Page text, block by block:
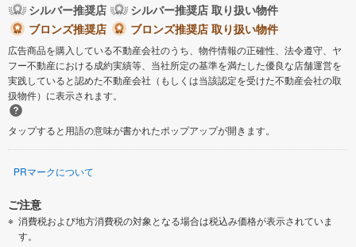
シルバー推奨店
シルバー推奨店 取り扱い物件
ブロンズ推奨店
ブロンズ推奨店 取り扱い物件
広告商品を購入している不動産会社のうち、物件情報の正確性、法令遵守、ヤ
フー不動産における成約実績等、当社所定の基準を満たした優良な店舗運営を
実践していると認めた不動産会社（もしくは当該認定を受けた不動産会社の取
扱物件）に表示されます。
タップすると用語の意味が書かれたポップアップが開きます。
PRマークについて
ご注意
消費税および地方消費税の対象となる場合は税込み価格が表示されていま
す。